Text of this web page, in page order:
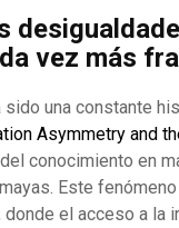
vez más
una constante
Asymmetry and
conocimiento en
Este
el acceso a